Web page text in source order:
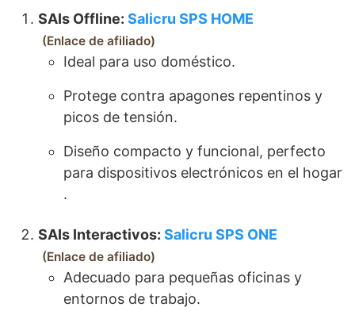
SAIs Offline: Salicru SPS HOME
Enlace de afiliado
Ideal para uso doméstico.
Protege contra apagones repentinos y
picos de tensión.
Diseño compacto y funcional, perfecto
para dispositivos electrónicos en el hogar​
.
SAIs Interactivos: Salicru SPS ONE
Enlace de afiliado
Adecuado para pequeñas oficinas y
entornos de trabajo.